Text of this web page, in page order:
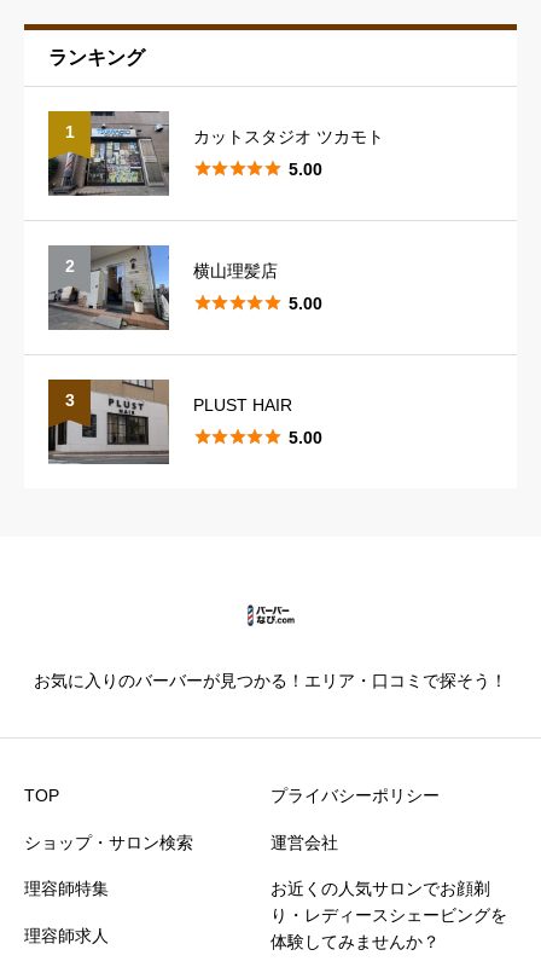
予約の取りやすさ
星の数をお選びください  
星の数をお選びください  
スタイリングのレパートリー
星の数をお選びください  

仕上がり満足度 必須
価格満足度
 
ランキング
1
カットスタジオ ツカモト
 5.00
2
横山理髪店
 5.00
3
PLUST HAIR
 5.00
お気に入りのバーバーが見つかる！エリア・口コミで探そう！
TOP
ショップ・サロン検索
理容師特集
理容師求人
プライバシーポリシー
運営会社
お近くの人気サロンでお顔剃
り・レディースシェービングを
体験してみませんか？